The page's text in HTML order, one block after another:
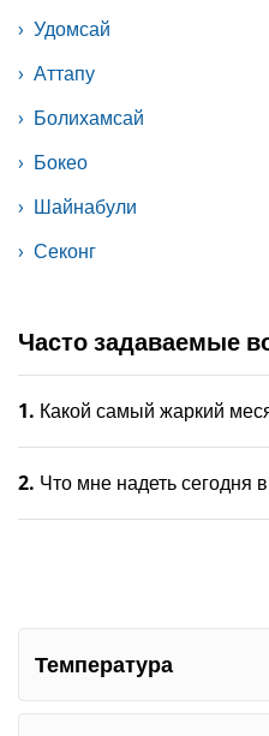
Удомсай
Аттапу
Болихамсай
Бокео
Шайнабули
Секонг
Часто задаваемые
1. Какой самый жаркий
2. Что мне надеть сегодня
Температура